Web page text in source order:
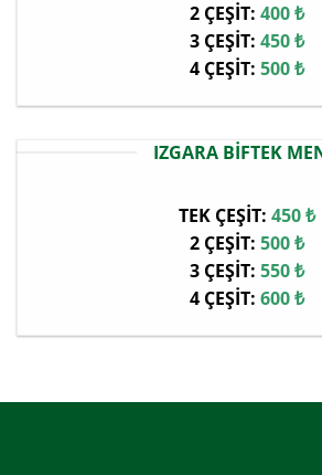
2 ÇEŞİT: 400 ₺
3 ÇEŞİT: 450 ₺
4 ÇEŞİT: 500 ₺
IZGARA BİFTEK
TEK ÇEŞİT: 450 ₺
2 ÇEŞİT: 500 ₺
3 ÇEŞİT: 550 ₺
4 ÇEŞİT: 600 ₺